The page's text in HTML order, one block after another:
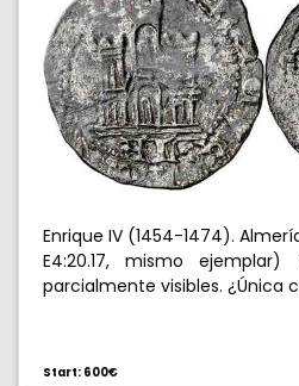
Enrique IV (1454-1474).
E4:20.17, mismo ejemplar)
parcialmente visibles. ¿Única
Start: 600€